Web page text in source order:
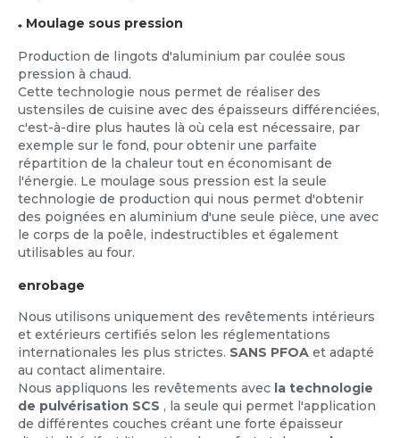
* Moulage sous pression
Production de lingots d'aluminium par coulée sous
pression à chaud.
Cette technologie nous permet de réaliser des
ustensiles de cuisine avec des épaisseurs différenciées,
c'est-à-dire plus hautes là où cela est nécessaire, par
exemple sur le fond, pour obtenir une parfaite
répartition de la chaleur tout en économisant de
l'énergie. Le moulage sous pression est la seule
technologie de production qui nous permet d'obtenir
des poignées en aluminium d'une seule pièce, une avec
le corps de la poêle, indestructibles et également
utilisables au four.
enrobage
Nous utilisons uniquement des revêtements intérieurs
et extérieurs certifiés selon les réglementations
internationales les plus strictes. SANS PFOA et adapté
au contact alimentaire.
Nous appliquons les revêtements avec la technologie
de pulvérisation SCS , la seule qui permet l'application
de différentes couches créant une forte épaisseur